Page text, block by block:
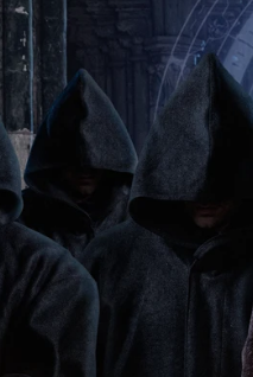
de junio de 2025, 19:00